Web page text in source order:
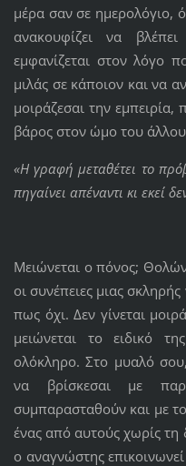
μέρα σαν σε ημερολόγιο,
ανακουφίζει να
εμφανίζεται στον λόγο
μιλάς σε κάποιον και να
μοιράζεσαι την
βάρος στον ώμο του
«Η γραφή μεταθέτει το
πηγαίνει απέναντι κι εκεί
Μειώνεται ο πόνος;
οι συνέπειες μιας
πως όχι. Δεν γίνεται
μειώνεται το ειδικό
ολόκληρο. Στο μυαλό
να βρίσκεσαι με
συμπαρασταθούν και με
ένας από αυτούς χωρίς τη
ο αναγνώστης